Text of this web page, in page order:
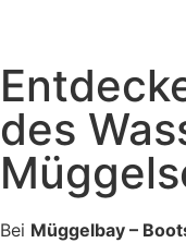
des
Bei Müggelbay –